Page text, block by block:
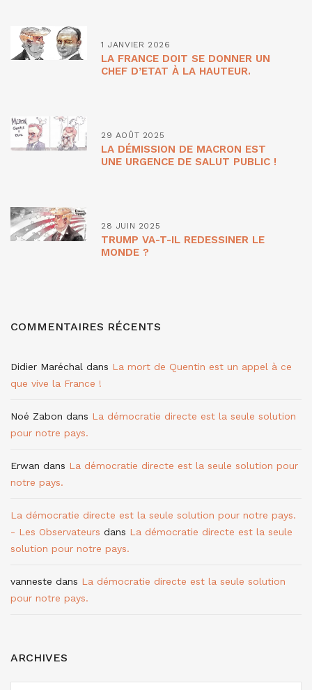
1 JANVIER 2026
LA FRANCE DOIT SE DONNER UN
CHEF D’ETAT À LA HAUTEUR.
29 AOÛT 2025
LA DÉMISSION DE MACRON EST
UNE URGENCE DE SALUT PUBLIC !
28 JUIN 2025
TRUMP VA-T-IL REDESSINER LE
MONDE ?
COMMENTAIRES RÉCENTS
Didier Maréchal dans La mort de Quentin est un appel à ce
que vive la France !
Noé Zabon dans La démocratie directe est la seule solution
pour notre pays.
Erwan dans La démocratie directe est la seule solution pour
notre pays.
La démocratie directe est la seule solution pour notre pays.
- Les Observateurs dans La démocratie directe est la seule
solution pour notre pays.
vanneste dans La démocratie directe est la seule solution
pour notre pays.
ARCHIVES
ARCHIVES